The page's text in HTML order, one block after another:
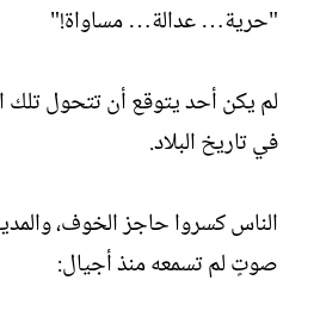
"حرية… عدالة… مساواة!"
لم يكن أحد يتوقع أن تتحول تلك
في تاريخ البلاد.
الناس كسروا حاجز الخوف،
صوتٍ لم تسمعه منذ أجيال: